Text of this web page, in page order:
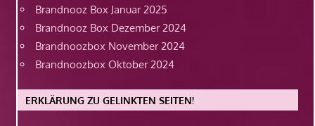
Brandnooz Box Januar 2025
Brandnooz Box Dezember 2024
Brandnoozbox November 2024
Brandnoozbox Oktober 2024
ERKLÄRUNG ZU GELINKTEN SEITEN!